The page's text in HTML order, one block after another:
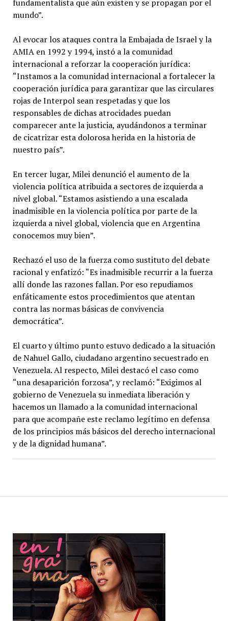
fundamentalista que aún existen y se propagan por el
mundo”.
Al evocar los ataques contra la Embajada de Israel y la
AMIA en 1992 y 1994, instó a la comunidad
internacional a reforzar la cooperación jurídica:
“Instamos a la comunidad internacional a fortalecer la
cooperación jurídica para garantizar que las circulares
rojas de Interpol sean respetadas y que los
responsables de dichas atrocidades puedan
comparecer ante la justicia, ayudándonos a terminar
de cicatrizar esta dolorosa herida en la historia de
nuestro país”.
En tercer lugar, Milei denunció el aumento de la
violencia política atribuida a sectores de izquierda a
nivel global. “Estamos asistiendo a una escalada
inadmisible en la violencia política por parte de la
izquierda a nivel global, violencia que en Argentina
conocemos muy bien”.
Rechazó el uso de la fuerza como sustituto del debate
racional y enfatizó: “Es inadmisible recurrir a la fuerza
allí donde las razones fallan. Por eso repudiamos
enfáticamente estos procedimientos que atentan
contra las normas básicas de convivencia
democrática”.
El cuarto y último punto estuvo dedicado a la situación
de Nahuel Gallo, ciudadano argentino secuestrado en
Venezuela. Al respecto, Milei destacó el caso como
“una desaparición forzosa”, y reclamó: “Exigimos al
gobierno de Venezuela su inmediata liberación y
hacemos un llamado a la comunidad internacional
para que acompañe este reclamo legítimo en defensa
de los principios más básicos del derecho internacional
y de la dignidad humana”.